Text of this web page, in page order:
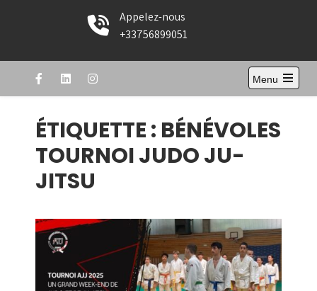
Appelez-nous
+33756899051
Menu
Open
menu
ÉTIQUETTE : BÉNÉVOLES
TOURNOI JUDO JU-
JITSU